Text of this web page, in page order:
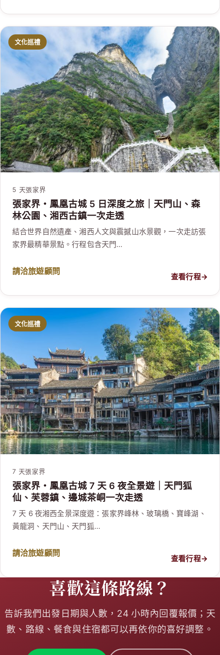
文化巡禮
5 天張家界
張家界・鳳凰古城 5 日深度之旅｜天門山、森
林公園、湘西古鎮一次走透
結合世界自然遺產、湘西人文與震撼山水景觀，一次走訪張
家界最精華景點。行程包含天門…
請洽旅遊顧問
查看行程→
文化巡禮
7 天張家界
張家界・鳳凰古城 7 天 6 夜全景遊｜天門狐
仙、芙蓉鎮、邊城茶峒一次走透
7 天 6 夜湘西全景深度遊：張家界峰林、玻璃橋、寶峰湖、
黃龍洞、天門山、天門狐…
請洽旅遊顧問
查看行程→
喜歡這條路線？
告訴我們出發日期與人數，24 小時內回覆報價；天
數、路線、餐食與住宿都可以再依你的喜好調整。